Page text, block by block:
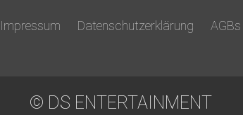
Impressum Datenschutzerklärung AGBs
© DS ENTERTAINMENT